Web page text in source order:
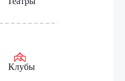
Клубы